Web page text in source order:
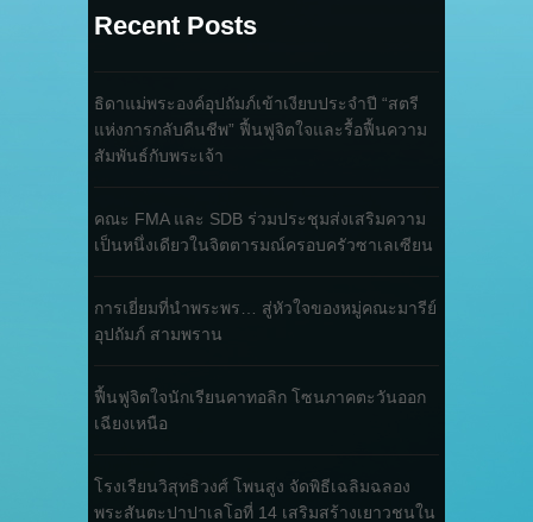
Recent Posts
ธิดาแม่พระองค์อุปถัมภ์เข้าเงียบประจำปี “สตรี
แห่งการกลับคืนชีพ” ฟื้นฟูจิตใจและรื้อฟื้นความ
สัมพันธ์กับพระเจ้า
คณะ FMA และ SDB ร่วมประชุมส่งเสริมความ
เป็นหนึ่งเดียวในจิตตารมณ์ครอบครัวซาเลเซียน
การเยี่ยมที่นำพระพร… สู่หัวใจของหมู่คณะมารีย์
อุปถัมภ์ สามพราน
ฟื้นฟูจิตใจนักเรียนคาทอลิก โซนภาคตะวันออก
เฉียงเหนือ
โรงเรียนวิสุทธิวงศ์ โพนสูง จัดพิธีเฉลิมฉลอง
พระสันตะปาปาเลโอที่ 14 เสริมสร้างเยาวชนใน